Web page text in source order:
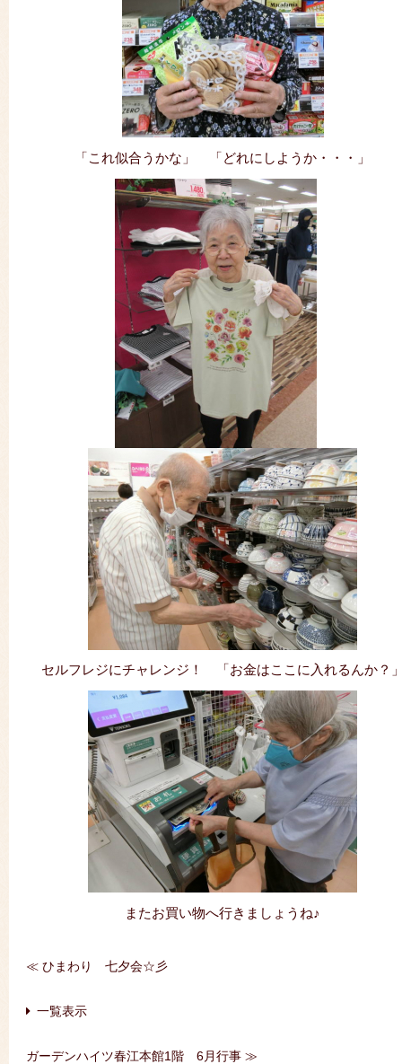
「これ似合うかな」 「どれにしようか・・・」
セルフレジにチャレンジ！ 「お金はここに入れるんか？
またお買い物へ行きましょうね♪
≪ ひまわり 七夕会☆彡
一覧表示
ガーデンハイツ春江本館1階 6月行事 ≫